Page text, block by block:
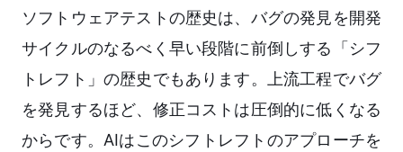
ソフトウェアテストの歴史は、バグの発見を開発
サイクルのなるべく早い段階に前倒しする「シフ
トレフト」の歴史でもあります。上流工程でバグ
を発見するほど、修正コストは圧倒的に低くなる
からです。AIはこのシフトレフトのアプローチを